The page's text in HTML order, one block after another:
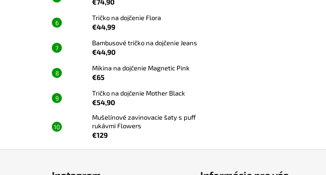
€74,90
Tričko na dojčenie Flora
€44,99
Bambusové tričko na dojčenie Jeans
€44,90
Mikina na dojčenie Magnetic Pink
€65
Tričko na dojčenie Mother Black
€54,90
Mušelínové zavinovacie šaty s puff
rukávmi Flowers
€129